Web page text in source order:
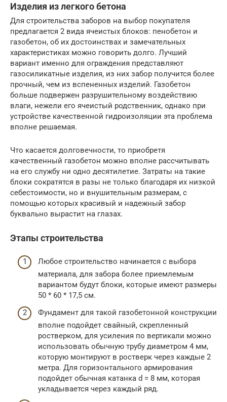
Изделия из легкого бетона
Для строительства заборов на выбор покупателя
предлагается 2 вида ячеистых блоков: пенобетон и
газобетон, об их достоинствах и замечательных
характеристиках можно говорить долго. Лучший
вариант именно для ограждения представляют
газосиликатные изделия, из них забор получится более
прочный, чем из вспененных изделий. Газобетон
больше подвержен разрушительному воздействию
влаги, нежели его ячеистый родственник, однако при
устройстве качественной гидроизоляции эта проблема
вполне решаемая.
Что касается долговечности, то приобретя
качественный газобетон можно вполне рассчитывать
на его службу ни одно десятилетие. Затраты на такие
блоки сократятся в разы не только благодаря их низкой
себестоимости, но и внушительным размерам, с
помощью которых красивый и надежный забор
буквально вырастит на глазах.
Этапы строительства
Любое строительство начинается с выбора
материала, для забора более приемлемым
вариантом будут блоки, которые имеют размеры
50 * 60 * 17,5 см.
Фундамент для такой газобетонной конструкции
вполне подойдет свайный, скрепленный
ростверком, для усиления по вертикали можно
использовать обычную трубу диаметром 4 мм,
которую монтируют в ростверк через каждые 2
метра. Для горизонтального армирования
подойдет обычная катанка d = 8 мм, которая
укладывается через каждый ряд.